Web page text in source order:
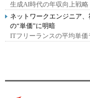
生成AI時代の年収向上戦略
ネットワークエンジニア
の“単価”に明暗
ITフリーランスの平均単価